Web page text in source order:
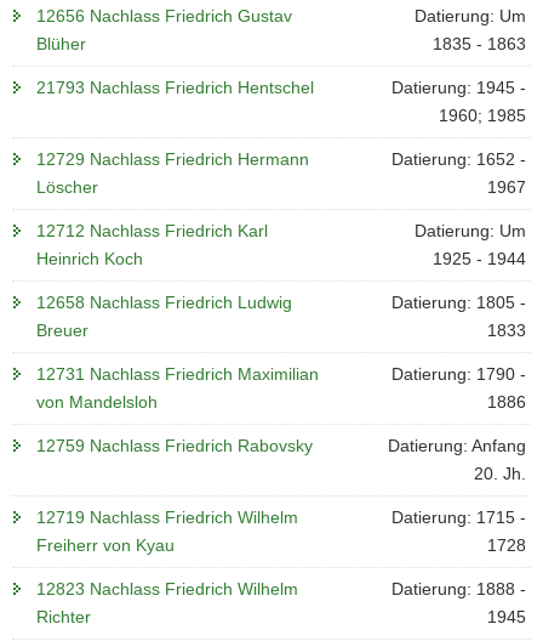
12656 Nachlass Friedrich Gustav
Blüher
Datierung: Um
1835 - 1863
21793 Nachlass Friedrich Hentschel
Datierung: 1945 -
1960; 1985
12729 Nachlass Friedrich Hermann
Löscher
Datierung: 1652 -
1967
12712 Nachlass Friedrich Karl
Heinrich Koch
Datierung: Um
1925 - 1944
12658 Nachlass Friedrich Ludwig
Breuer
Datierung: 1805 -
1833
12731 Nachlass Friedrich Maximilian
von Mandelsloh
Datierung: 1790 -
1886
12759 Nachlass Friedrich Rabovsky
Datierung: Anfang
20. Jh.
12719 Nachlass Friedrich Wilhelm
Freiherr von Kyau
Datierung: 1715 -
1728
12823 Nachlass Friedrich Wilhelm
Richter
Datierung: 1888 -
1945